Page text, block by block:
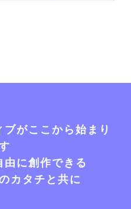
がここから始まり
に創作できる
カタチと共に